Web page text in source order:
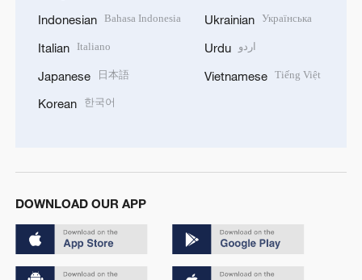
Indonesian Bahasa Indonesia
Italian Italiano
Japanese 日本語
Korean 한국어
Ukrainian Українська
Urdu اردو
Vietnamese Tiếng Việt
DOWNLOAD OUR APP